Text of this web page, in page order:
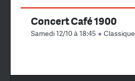
Concert Café 1900
Samedi 12/10 à 18:45 Classique